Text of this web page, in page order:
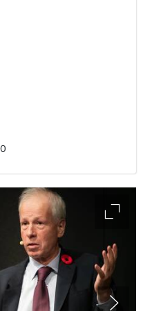
17:00